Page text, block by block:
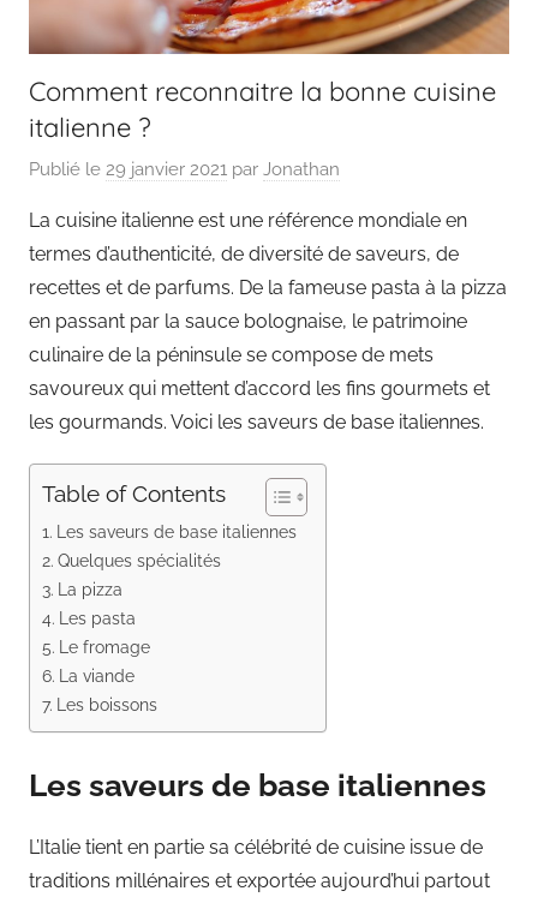
Comment reconnaitre la bonne cuisine
italienne ?
Publié le 29 janvier 2021 par Jonathan
La cuisine italienne est une référence mondiale en
termes d’authenticité, de diversité de saveurs, de
recettes et de parfums. De la fameuse pasta à la pizza
en passant par la sauce bolognaise, le patrimoine
culinaire de la péninsule se compose de mets
savoureux qui mettent d’accord les fins gourmets et
les gourmands. Voici les saveurs de base italiennes.
Table of Contents
Les saveurs de base italiennes
Quelques spécialités
La pizza
Les pasta
Le fromage
La viande
Les boissons
Les saveurs de base italiennes
L’Italie tient en partie sa célébrité de cuisine issue de
traditions millénaires et exportée aujourd’hui partout